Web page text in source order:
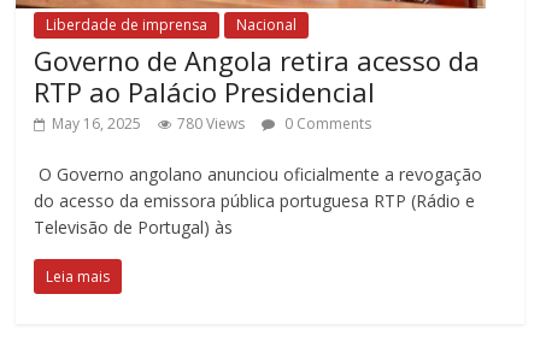
Liberdade de imprensa Nacional
Governo de Angola retira acesso da
RTP ao Palácio Presidencial
May 16, 2025 780 Views 0 Comments
O Governo angolano anunciou oficialmente a revogação
do acesso da emissora pública portuguesa RTP (Rádio e
Televisão de Portugal) às
Leia mais